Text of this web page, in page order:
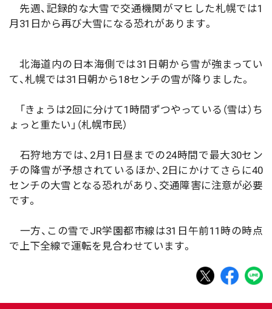
先週、記録的な大雪で交通機関がマヒした札幌では1
月31日から再び大雪になる恐れがあります。
北海道内の日本海側では31日朝から雪が強まってい
て、札幌では31日朝から18センチの雪が降りました。
「きょうは2回に分けて1時間ずつやっている（雪は）ち
ょっと重たい」（札幌市民）
石狩地方では、2月1日昼までの24時間で最大30セン
チの降雪が予想されているほか、2日にかけてさらに40
センチの大雪となる恐れがあり、交通障害に注意が必要
です。
一方、この雪でJR学園都市線は31日午前11時の時点
で上下全線で運転を見合わせています。